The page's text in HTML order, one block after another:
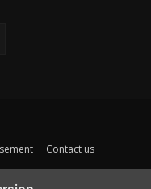
Contact us